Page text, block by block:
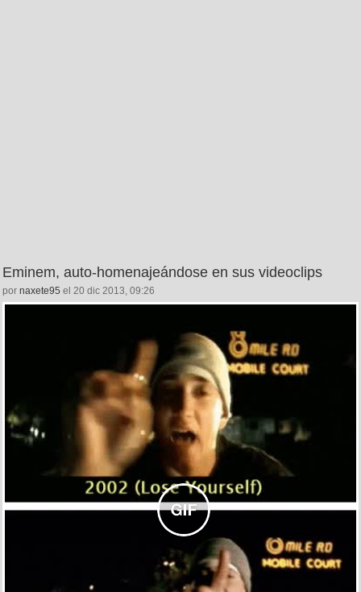
Eminem, auto-homenajeándose en sus videoclips
por naxete95 el 20 dic 2013, 09:26